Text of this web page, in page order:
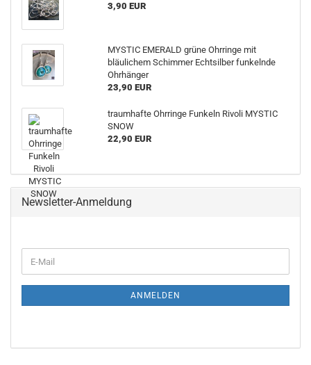
3,90 EUR
MYSTIC EMERALD grüne Ohrringe mit
bläulichem Schimmer Echtsilber funkelnde
Ohrhänger
23,90 EUR
traumhafte Ohrringe Funkeln Rivoli MYSTIC
SNOW
22,90 EUR
Newsletter-Anmeldung
E-
Mail
ANMELDEN